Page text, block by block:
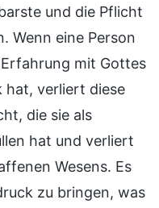
und die Pflicht
Wenn eine Person
mit Gottes
hat, verliert diese
die sie als
hat und verliert
Wesens. Es
zu bringen, was